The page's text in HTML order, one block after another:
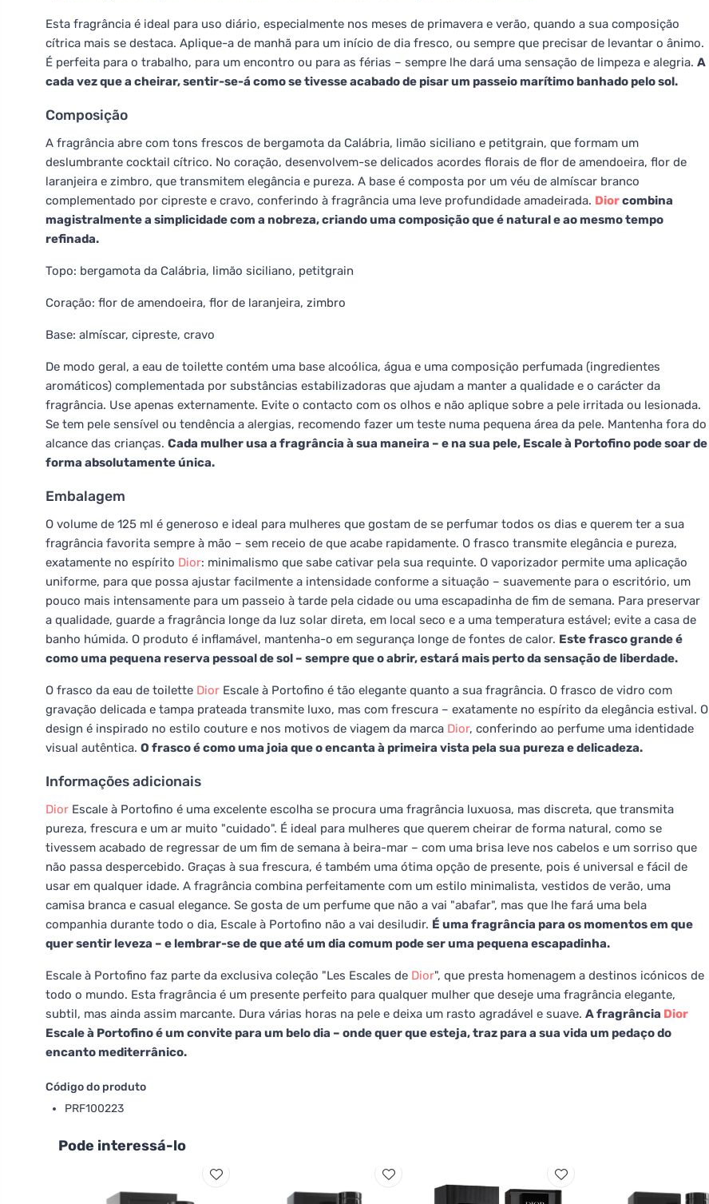
Esta fragrância é ideal para uso diário, especialmente nos meses de primavera e verão, quando a sua composição
cítrica mais se destaca. Aplique-a de manhã para um início de dia fresco, ou sempre que precisar de levantar o ânimo.
É perfeita para o trabalho, para um encontro ou para as férias – sempre lhe dará uma sensação de limpeza e alegria. A
cada vez que a cheirar, sentir-se-á como se tivesse acabado de pisar um passeio marítimo banhado pelo sol.
Composição
A fragrância abre com tons frescos de bergamota da Calábria, limão siciliano e petitgrain, que formam um
deslumbrante cocktail cítrico. No coração, desenvolvem-se delicados acordes florais de flor de amendoeira, flor de
laranjeira e zimbro, que transmitem elegância e pureza. A base é composta por um véu de almíscar branco
complementado por cipreste e cravo, conferindo à fragrância uma leve profundidade amadeirada. Diorcombina
magistralmente a simplicidade com a nobreza, criando uma composição que é natural e ao mesmo tempo
refinada.
Topo: bergamota da Calábria, limão siciliano, petitgrain
Coração: flor de amendoeira, flor de laranjeira, zimbro
Base: almíscar, cipreste, cravo
De modo geral, a eau de toilette contém uma base alcoólica, água e uma composição perfumada (ingredientes
aromáticos) complementada por substâncias estabilizadoras que ajudam a manter a qualidade e o carácter da
fragrância. Use apenas externamente. Evite o contacto com os olhos e não aplique sobre a pele irritada ou lesionada.
Se tem pele sensível ou tendência a alergias, recomendo fazer um teste numa pequena área da pele. Mantenha fora do
alcance das crianças. Cada mulher usa a fragrância à sua maneira – e na sua pele, Escale à Portofino pode soar de
forma absolutamente única.
Embalagem
O volume de 125 ml é generoso e ideal para mulheres que gostam de se perfumar todos os dias e querem ter a sua
fragrância favorita sempre à mão – sem receio de que acabe rapidamente. O frasco transmite elegância e pureza,
exatamente no espírito Dior: minimalismo que sabe cativar pela sua requinte. O vaporizador permite uma aplicação
uniforme, para que possa ajustar facilmente a intensidade conforme a situação – suavemente para o escritório, um
pouco mais intensamente para um passeio à tarde pela cidade ou uma escapadinha de fim de semana. Para preservar
a qualidade, guarde a fragrância longe da luz solar direta, em local seco e a uma temperatura estável; evite a casa de
banho húmida. O produto é inflamável, mantenha-o em segurança longe de fontes de calor. Este frasco grande é
como uma pequena reserva pessoal de sol – sempre que o abrir, estará mais perto da sensação de liberdade.
O frasco da eau de toilette Dior Escale à Portofino é tão elegante quanto a sua fragrância. O frasco de vidro com
gravação delicada e tampa prateada transmite luxo, mas com frescura – exatamente no espírito da elegância estival. O
design é inspirado no estilo couture e nos motivos de viagem da marca Dior, conferindo ao perfume uma identidade
visual autêntica. O frasco é como uma joia que o encanta à primeira vista pela sua pureza e delicadeza.
Informações adicionais
Dior Escale à Portofino é uma excelente escolha se procura uma fragrância luxuosa, mas discreta, que transmita
pureza, frescura e um ar muito "cuidado". É ideal para mulheres que querem cheirar de forma natural, como se
tivessem acabado de regressar de um fim de semana à beira-mar – com uma brisa leve nos cabelos e um sorriso que
não passa despercebido. Graças à sua frescura, é também uma ótima opção de presente, pois é universal e fácil de
usar em qualquer idade. A fragrância combina perfeitamente com um estilo minimalista, vestidos de verão, uma
camisa branca e casual elegance. Se gosta de um perfume que não a vai "abafar", mas que lhe fará uma bela
companhia durante todo o dia, Escale à Portofino não a vai desiludir. É uma fragrância para os momentos em que
quer sentir leveza – e lembrar-se de que até um dia comum pode ser uma pequena escapadinha.
Escale à Portofino faz parte da exclusiva coleção "Les Escales de Dior", que presta homenagem a destinos icónicos de
todo o mundo. Esta fragrância é um presente perfeito para qualquer mulher que deseje uma fragrância elegante,
subtil, mas ainda assim marcante. Dura várias horas na pele e deixa um rasto agradável e suave. A fragrância Dior
Escale à Portofino é um convite para um belo dia – onde quer que esteja, traz para a sua vida um pedaço do
encanto mediterrânico.
Código do produto
PRF100223
Pode interessá-lo